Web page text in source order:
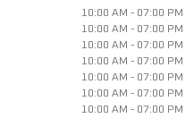
10:00 AM - 07:00 PM
10:00 AM - 07:00 PM
10:00 AM - 07:00 PM
10:00 AM - 07:00 PM
10:00 AM - 07:00 PM
10:00 AM - 07:00 PM
10:00 AM - 07:00 PM